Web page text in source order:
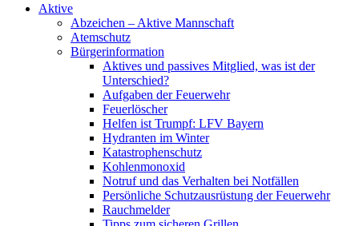
Aktive
Abzeichen – Aktive Mannschaft
Atemschutz
Bürgerinformation
Aktives und passives Mitglied, was ist der
Unterschied?
Aufgaben der Feuerwehr
Feuerlöscher
Helfen ist Trumpf: LFV Bayern
Hydranten im Winter
Katastrophenschutz
Kohlenmonoxid
Notruf und das Verhalten bei Notfällen
Persönliche Schutzausrüstung der Feuerwehr
Rauchmelder